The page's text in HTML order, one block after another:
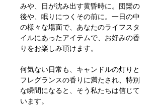
みや、日が沈み出す黄昏時に。団欒の
後や、眠りにつくその前に。一日の中
の様々な場面で、あなたのライフスタ
イルにあったアイテムで、お好みの香
りをお楽しみ頂けます。
何気ない日常も、キャンドルの灯りと
フレグランスの香りに満たされ、特別
な瞬間になると、そう私たちは信じて
います。